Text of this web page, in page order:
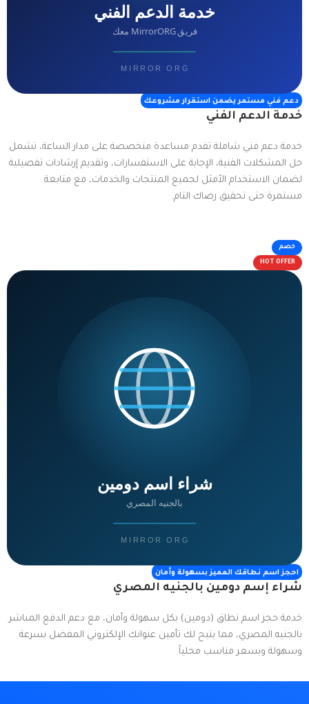
دعم فني مستمر يضمن استقرار مشروعك
خدمة الدعم الفني
خدمة دعم فني شاملة تقدم مساعدة متخصصة على مدار الساعة، تشمل
حل المشكلات الفنية، الإجابة على الاستفسارات، وتقديم إرشادات تفصيلية
لضمان الاستخدام الأمثل لجميع المنتجات والخدمات، مع متابعة
مستمرة حتى تحقيق رضاك التام.
خصم
HOT OFFER
احجز اسم نطاقك المميز بسهولة وأمان
شراء إسم دومين بالجنيه المصري
خدمة حجز اسم نطاق (دومين) بكل سهولة وأمان، مع دعم الدفع المباشر
بالجنيه المصري، مما يتيح لك تأمين عنوانك الإلكتروني المفضل بسرعة
وسهولة وبسعر مناسب محلياً.